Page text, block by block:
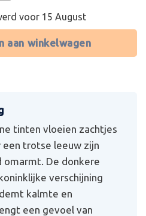
voor 15 August
aan winkelwagen
tinten vloeien zachtjes
een trotse leeuw zijn
omarmt. De donkere
verschijning
kalmte en
een gevoel van